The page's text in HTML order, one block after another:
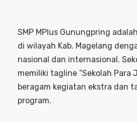
SMP MPlus Gunungpring
di wilayah Kab. Magelang
nasional dan internasional.
memiliki tagline “Sekolah Para
beragam kegiatan ekstra dan
program.